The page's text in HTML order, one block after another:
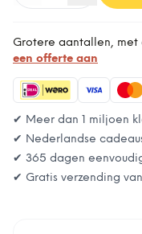
Grotere aantallen, met
een offerte aan
✔ Meer dan 1 miljoen
✔ Nederlandse
✔ 365 dagen
✔ Gratis verzending